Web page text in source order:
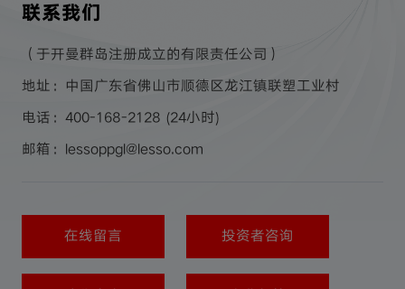
联系我们
（于开曼群岛注册成立的有限责任公司）
地址：中国广东省佛山市顺德区龙江镇联塑工业村
电话：400-168-2128 (24小时)
邮箱：lessoppgl@lesso.com
在线留言 投资者咨询